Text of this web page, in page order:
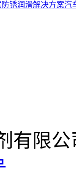
防锈润滑解决方案汽
有